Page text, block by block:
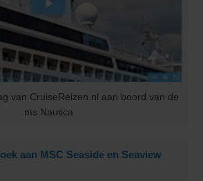
van CruiseReizen.nl aan boord van de
ms Nautica
aan MSC Seaside en Seaview